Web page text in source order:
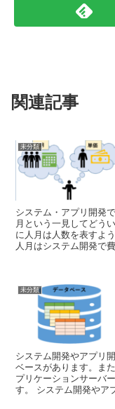
関連記事
未分類
システム・アプリ開発
月という一見してどう
に人月は人数を表すよ
人月はシステム開発で
未分類
システム開発やアプリ
ベースがあります。ま
プリケーションサーバ
す。 システム開発やア